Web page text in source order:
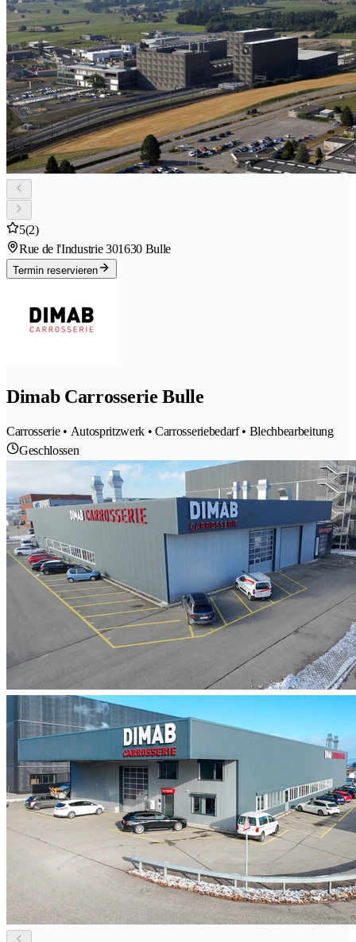
5(2)
Rue de l'Industrie 301630 Bulle
Termin reservieren
Dimab Carrosserie Bulle
Carrosserie • Autospritzwerk • Carrosseriebedarf • Blechbearbeitung
Geschlossen